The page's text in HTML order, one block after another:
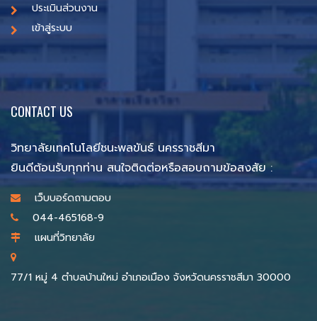
ประเมินส่วนงาน
เข้าสู่ระบบ
CONTACT US
วิทยาลัยเทคโนโลยีชนะพลขันธ์ นครราชสีมา
ยินดีต้อนรับทุกท่าน สนใจติดต่อหรือสอบถามข้อสงสัย :
เว็บบอร์ดถามตอบ
044-465168-9
แผนที่วิทยาลัย
77/1 หมู่ 4 ตำบลบ้านใหม่ อำเภอเมือง จังหวัดนครราชสีมา 30000